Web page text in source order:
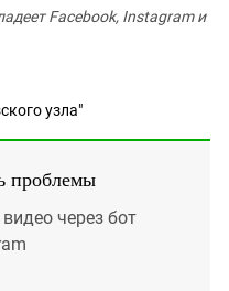
Facebook, Instagram и
узла"
проблемы
через бот